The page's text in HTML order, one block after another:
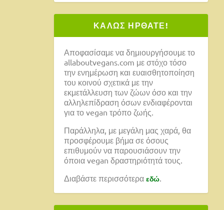
ΚΑΛΩΣ ΗΡΘΑΤΕ!
Αποφασίσαμε να δημιουργήσουμε το
allaboutvegans.com με στόχο τόσο
την ενημέρωση και ευαισθητοποίηση
του κοινού σχετικά με την
εκμετάλλευση των ζώων όσο και την
αλληλεπίδραση όσων ενδιαφέρονται
για το vegan τρόπο ζωής.
Παράλληλα, με μεγάλη μας χαρά, θα
προσφέρουμε βήμα σε όσους
επιθυμούν να παρουσιάσουν την
όποια vegan δραστηριότητά τους.
Διαβάστε περισσότερα εδώ